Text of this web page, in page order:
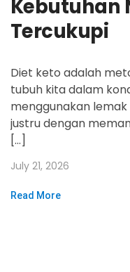
Kebutuhan
Tercukupi
Diet keto adalah
tubuh kita dalam
menggunakan lemak
justru dengan
[…]
July 21, 2026
Read More